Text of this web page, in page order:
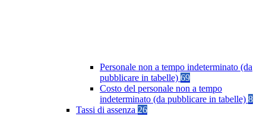
Personale non a tempo indeterminato (da
pubblicare in tabelle) 69
Costo del personale non a tempo
indeterminato (da pubblicare in tabelle) 8
Tassi di assenza 26